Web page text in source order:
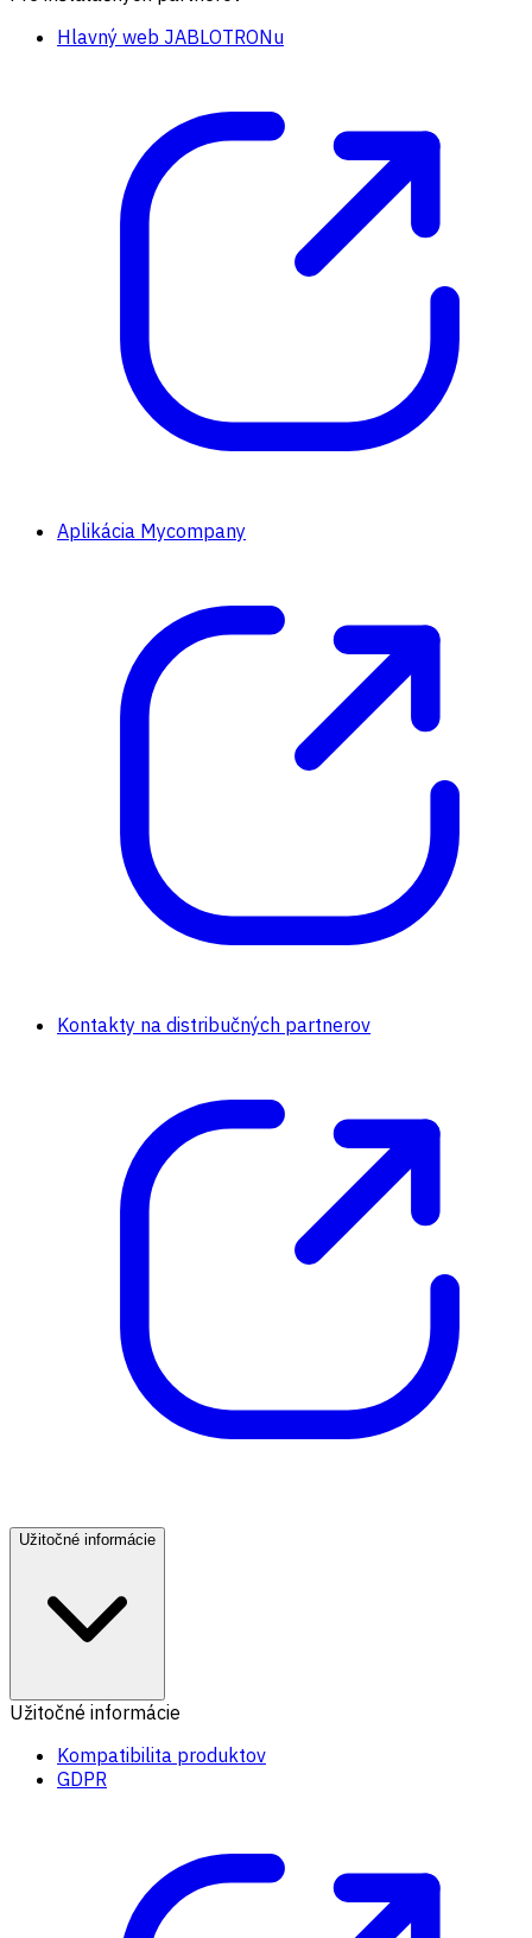
Hlavný web JABLOTRONu
Aplikácia Mycompany
Kontakty na distribučných partnerov
Užitočné informácie
Užitočné informácie
Kompatibilita produktov
GDPR